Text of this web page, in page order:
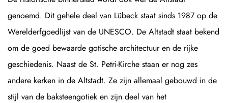
genoemd. Dit gehele deel van Lübeck staat sinds 1987 op de
Werelderfgoedlijst van de UNESCO. De Altstadt staat bekend
om de goed bewaarde gotische architectuur en de rijke
geschiedenis. Naast de St. Petri-Kirche staan er nog zes
andere kerken in de Altstadt. Ze zijn allemaal gebouwd in de
stijl van de baksteengotiek en zijn deel van het